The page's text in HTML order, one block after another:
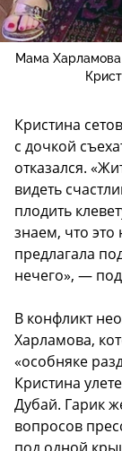
Мама Харламова
Кристина
с дочкой
отказался.
видеть
плодить
знаем, что
предлагала
нечего», —
В конфликт
Харламова,
«особняке
Кристина
Дубай. Гарик
вопросов